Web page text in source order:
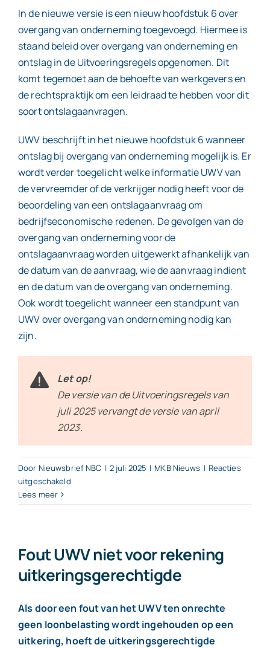
In de nieuwe versie is een nieuw hoofdstuk 6 over
overgang van onderneming toegevoegd. Hiermee is
staand beleid over overgang van onderneming en
ontslag in de Uitvoeringsregels opgenomen. Dit
komt tegemoet aan de behoefte van werkgevers en
de rechtspraktijk om een leidraad te hebben voor dit
soort ontslagaanvragen.
UWV beschrijft in het nieuwe hoofdstuk 6 wanneer
ontslag bij overgang van onderneming mogelijk is. Er
wordt verder toegelicht welke informatie UWV van
de vervreemder of de verkrijger nodig heeft voor de
beoordeling van een ontslagaanvraag om
bedrijfseconomische redenen. De gevolgen van de
overgang van onderneming voor de
ontslagaanvraag worden uitgewerkt afhankelijk van
de datum van de aanvraag, wie de aanvraag indient
en de datum van de overgang van onderneming.
Ook wordt toegelicht wanneer een standpunt van
UWV over overgang van onderneming nodig kan
zijn.
Let op!
De versie van de Uitvoeringsregels van
juli 2025 vervangt de versie van april
2023.
Door Nieuwsbrief NBC | 2 juli 2025 | MKB Nieuws | Reacties
uitgeschakeldvoor
ontslag
om
bedrijfseconomische
redenen
Lees meer
Fout UWV niet voor rekening
uitkeringsgerechtigde
Als door een fout van het UWV ten onrechte
geen loonbelasting wordt ingehouden op een
uitkering, hoeft de uitkeringsgerechtigde